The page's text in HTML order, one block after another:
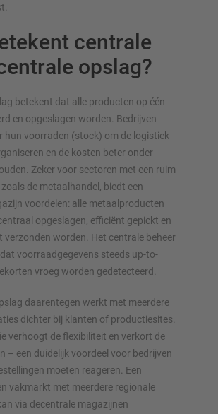
centrale
opslag?
betekent dat alle producten op één
en opgeslagen worden. Bedrijven
hun voorraden (stock) om de logistiek
en de kosten beter onder
Zeker voor sectoren met een ruim
de metaalhandel, biedt een
voordelen: alle metaalproducten
opgeslagen, efficiënt gepickt en
verzonden worden. Het centrale beheer
voorraadgegevens steeds up-to-
vroeg worden gedetecteerd.
daarentegen werkt met meerdere
dichter bij klanten of productiesites.
verhoogt de flexibiliteit en verkort de
– een duidelijk voordeel voor bedrijven
moeten reageren. Een
vakmarkt met meerdere regionale
via decentrale magazijnen
individueel met onze configurators
aanvraag
nu